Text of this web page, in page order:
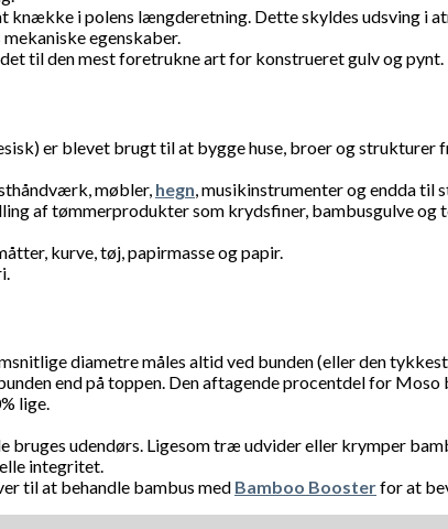
knække i polens længderetning. Dette skyldes udsving i
egenskaber.
til den mest foretrukne art for konstrueret gulv og pynt.
er blevet brugt til at bygge huse, broer og strukturer
møbler, hegn, musikinstrumenter og endda til
af tømmerprodukter som krydsfiner, bambusgulve
kurve, tøj, papirmasse og papir.
diametre måles altid ved bunden (eller den
end på toppen. Den aftagende procentdel for
lige.
bruges udendørs. Ligesom træ udvider eller krymper
integritet.
til at behandle bambus med Bamboo Boosterfor at